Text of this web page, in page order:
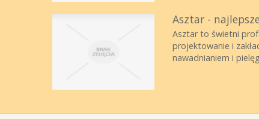
Asztar -
Asztar to świetni
projektowanie i
nawadnianiem i